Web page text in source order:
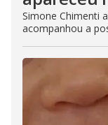
Simone Chimenti
acompanhou a